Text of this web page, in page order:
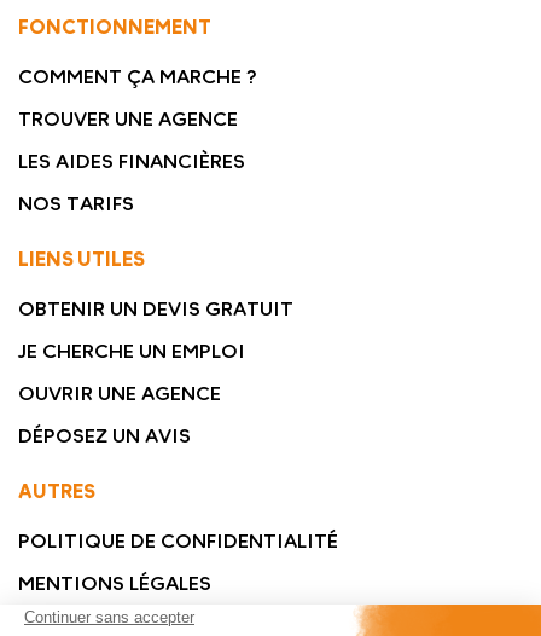
FONCTIONNEMENT
COMMENT ÇA MARCHE ?
TROUVER UNE AGENCE
LES AIDES FINANCIÈRES
NOS TARIFS
LIENS UTILES
OBTENIR UN DEVIS GRATUIT
JE CHERCHE UN EMPLOI
OUVRIR UNE AGENCE
DÉPOSEZ UN AVIS
AUTRES
POLITIQUE DE CONFIDENTIALITÉ
MENTIONS LÉGALES